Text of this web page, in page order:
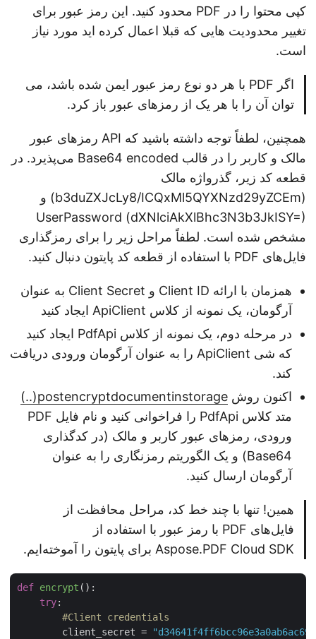
کپی محتوا را در PDF محدود کنید. این رمز عبور برای
تغییر محدودیت هایی که قبلا اعمال کرده اید مورد نیاز
است.
اگر PDF با هر دو نوع رمز عبور ایمن شده باشد، می
توان آن را با هر یک از رمزهای عبور باز کرد.
همچنین، لطفاً توجه داشته باشید که API رمزهای عبور
مالک و کاربر را در قالب Base64 encoded می‌پذیرد. در
قطعه کد زیر، گذرواژه مالک
(b3duZXJcLy8/ICQxMl5QYXNzd29yZCEm) و
UserPassword (dXNlciAkXlBhc3N3b3JkISY=)
مشخص شده است. لطفاً مراحل زیر را برای رمزگذاری
فایل‌های PDF با استفاده از قطعه کد پایتون دنبال کنید.
همزمان با ارائه Client ID و Client Secret به عنوان
آرگومان، یک نمونه از کلاس ApiClient ایجاد کنید
در مرحله دوم، یک نمونه از کلاس PdfApi ایجاد کنید
که شی ApiClient را به عنوان آرگومان ورودی دریافت
کند.
اکنون روش postencryptdocumentinstorage(..)
متد کلاس PdfApi را فراخوانی کنید و نام فایل PDF
ورودی، رمزهای عبور کاربر و مالک (در کدگذاری
Base64) و یک الگوریتم رمزنگاری را به عنوان
آرگومان ارسال کنید.
همین! تنها با چند خط کد، مراحل محافظت از
فایل‌های PDF با رمز عبور با استفاده از
Aspose.PDF Cloud SDK برای پایتون را آموخته‌ایم.
def encrypt ():
try
#Client credentials
        client_secret =